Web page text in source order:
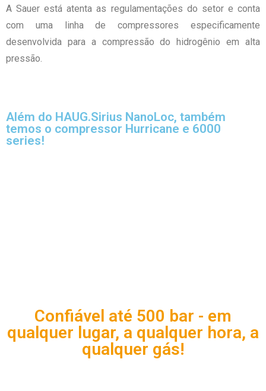
A Sauer está atenta as regulamentações do setor e conta
com uma linha de compressores especificamente
desenvolvida para a compressão do hidrogênio em alta
pressão.
Além do HAUG.Sirius NanoLoc, também
temos o compressor Hurricane e 6000
series!
Confiável até 500 bar - em
qualquer lugar, a qualquer hora, a
qualquer gás!